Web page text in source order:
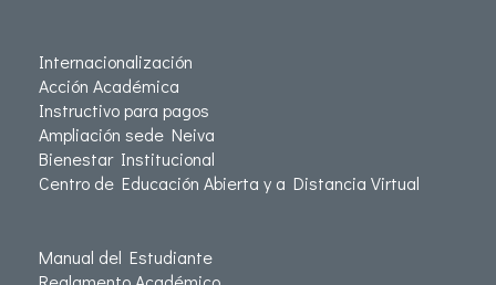
Internacionalización
Acción Académica
Instructivo para pagos
Ampliación sede Neiva
Bienestar Institucional
Centro de Educación Abierta y a Distancia Virtual
Manual del Estudiante